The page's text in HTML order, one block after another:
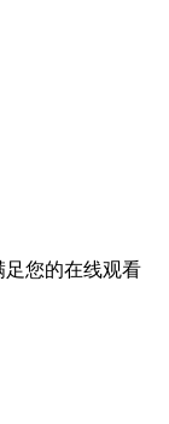
足您的在线观看